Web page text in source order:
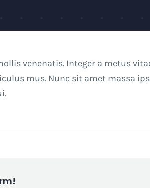
venenatis. Integer a metus
mus. Nunc sit amet massa